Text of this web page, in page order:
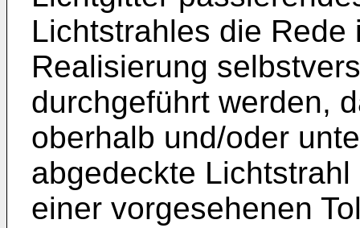
Lichtstrahles die
Realisierung
durchgeführt werden,
oberhalb und/oder
abgedeckte
einer vorgesehenen